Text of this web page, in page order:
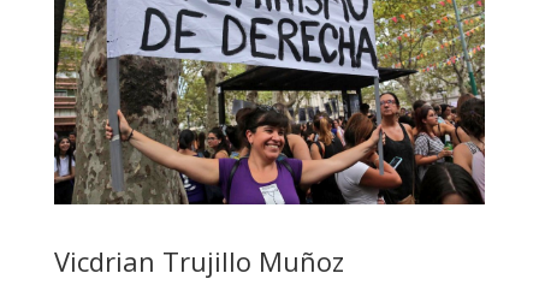
Vicdrian Trujillo Muñoz